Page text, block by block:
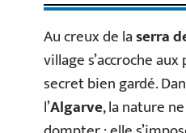
Au creux de laserra
village s’accroche
secret bien gardé.
l’Algarve, la nature